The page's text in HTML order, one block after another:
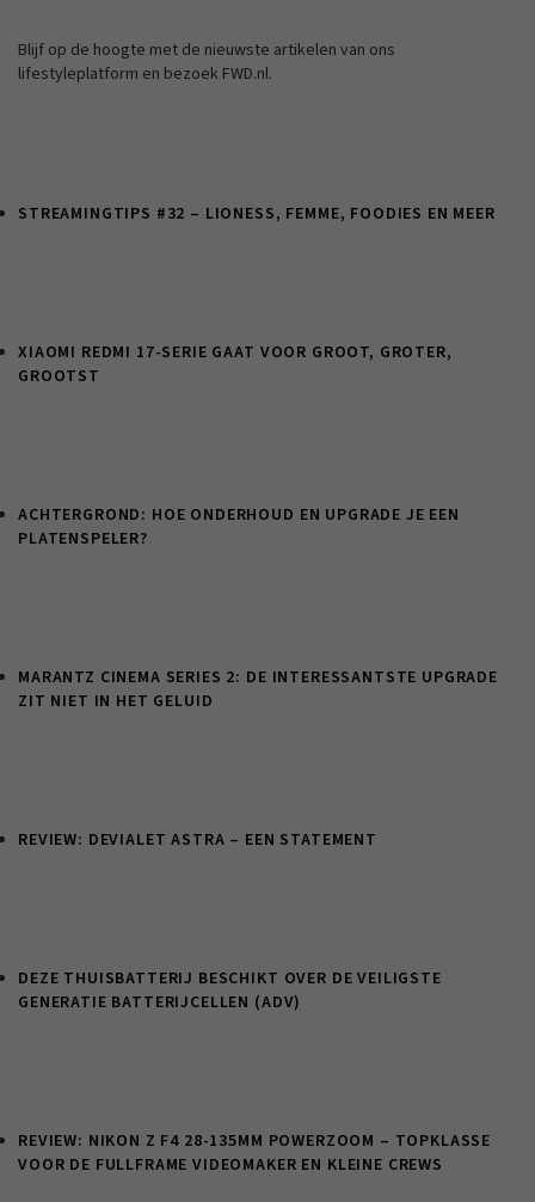
Blijf op de hoogte met de nieuwste artikelen van ons
lifestyleplatform en bezoek FWD.nl.
STREAMINGTIPS #32 – LIONESS, FEMME, FOODIES EN MEER
XIAOMI REDMI 17-SERIE GAAT VOOR GROOT, GROTER,
GROOTST
ACHTERGROND: HOE ONDERHOUD EN UPGRADE JE EEN
PLATENSPELER?
MARANTZ CINEMA SERIES 2: DE INTERESSANTSTE UPGRADE
ZIT NIET IN HET GELUID
REVIEW: DEVIALET ASTRA – EEN STATEMENT
DEZE THUISBATTERIJ BESCHIKT OVER DE VEILIGSTE
GENERATIE BATTERIJCELLEN (ADV)
REVIEW: NIKON Z F4 28-135MM POWERZOOM – TOPKLASSE
VOOR DE FULLFRAME VIDEOMAKER EN KLEINE CREWS